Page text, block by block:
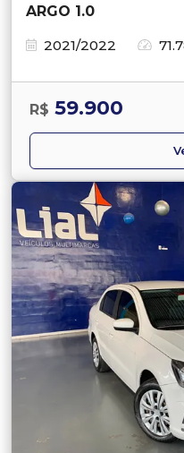
ARGO 1.0
2021/2022
R$ 59.900